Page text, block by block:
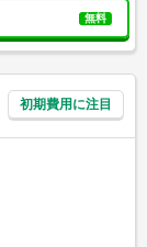
無料
初期費用に注目